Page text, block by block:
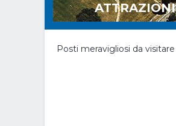
ATTRAZIONI
Posti meravigliosi da visitare